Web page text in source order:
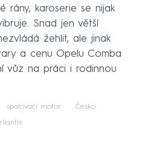
rány, karoserie se nijak
Snad jen větší
žehlit, ale jinak
a cenu Opelu Comba
vůz na práci i rodinnou
spalovací motor Česko